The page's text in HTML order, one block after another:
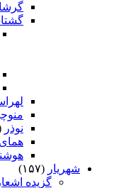
نوذر
شهریار (۱۵۷)
گزیده